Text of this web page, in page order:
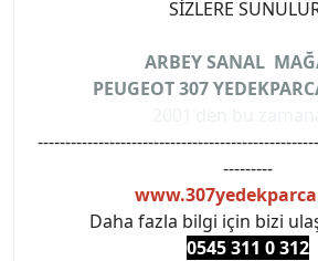
SİZLERE
ARBEY SANAL
PEUGEOT 307
---------
Daha fazla bilgi için bizi
0545 311 0 312